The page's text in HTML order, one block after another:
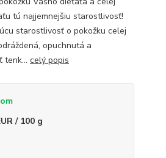
tú najjemnejšiu starostlivosť!
starostlivosť o pokožku celej
opuchnutá a
tenk... celý popis
/ 100 g